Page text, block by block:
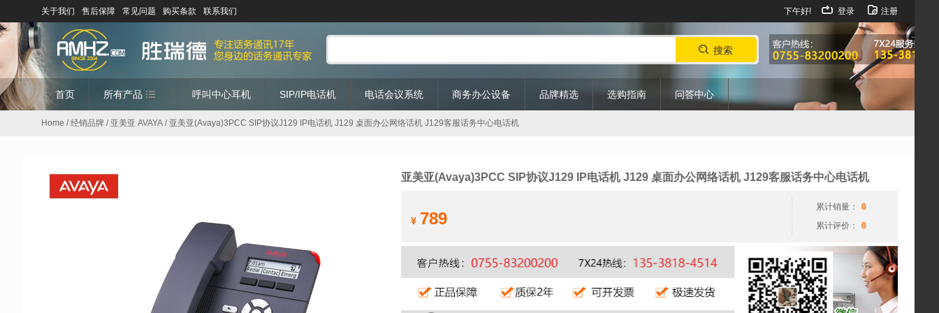
关于我们 售后保障 常见问题 购买条款 联系我们 下午好! 登录 注册
搜索
首页 所有产品 呼叫中心耳机 SIP/IP电话机 电话会议系统 商务办公设备 品牌精选 选购指南 问答中心
Home /经销品牌 / 亚美亚 AVAYA / 亚美亚(Avaya)3PCC SIP协议J129 IP电话机 J129 桌面办公网络话机 J129客服话务中心电话机
亚美亚(Avaya)3PCC SIP协议J129 IP电话机 J129 桌面办公网络话机 J129客服话务中心电话机
¥ 789
累计销量：
0
累计评价：
0